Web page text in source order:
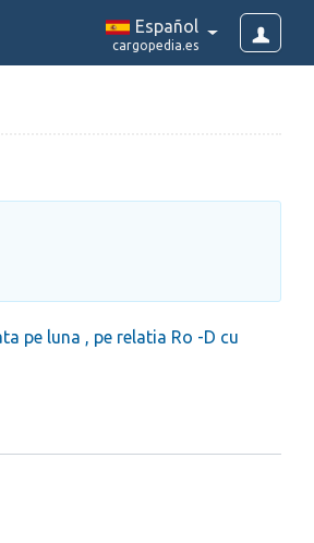
Español
cargopedia.es
pe luna , pe relatia Ro -D cu